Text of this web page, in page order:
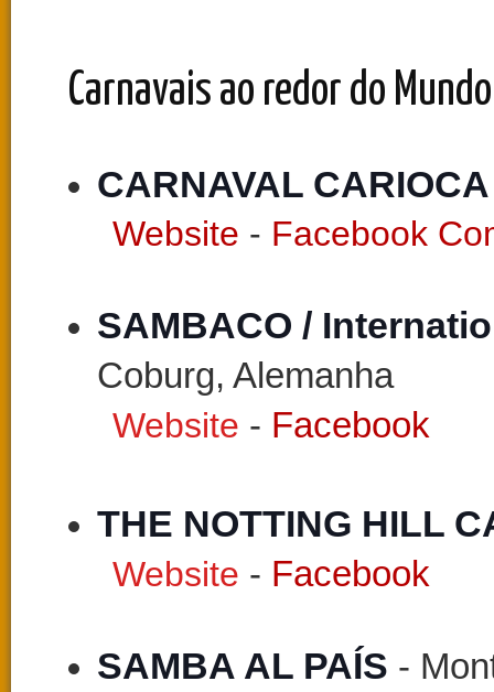
Carnavais ao redor do Mundo
CARNAVAL
Website - Facebook
SAMBACO /
Coburg, Alemanha
Website - Facebook
THE NOTTING HILL
Website - Facebook
SAMBA AL PAÍS -